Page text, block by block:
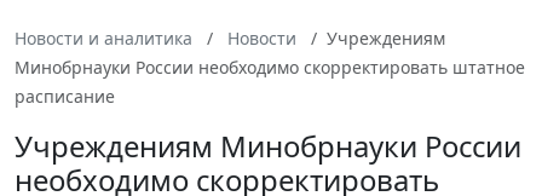
Новости и аналитика Новости
Учреждениям
Минобрнауки России необходимо скорректировать штатное
расписание
Учреждениям Минобрнауки России
необходимо скорректировать